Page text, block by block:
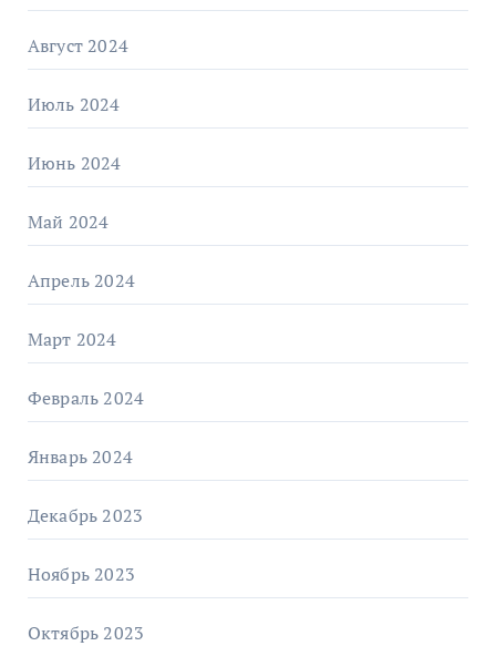
Август 2024
Июль 2024
Июнь 2024
Май 2024
Апрель 2024
Март 2024
Февраль 2024
Январь 2024
Декабрь 2023
Ноябрь 2023
Октябрь 2023